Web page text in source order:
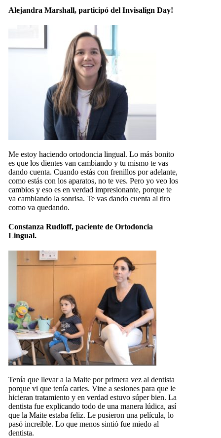
Alejandra Marshall, participó del Invisalign Day!
Me estoy haciendo ortodoncia lingual. Lo más bonito
es que los dientes van cambiando y tu mismo te vas
dando cuenta. Cuando estás con frenillos por adelante,
como estás con los aparatos, no te ves. Pero yo veo los
cambios y eso es en verdad impresionante, porque te
va cambiando la sonrisa. Te vas dando cuenta al tiro
como va quedando.
Constanza Rudloff, paciente de Ortodoncia
Lingual.
Tenía que llevar a la Maite por primera vez al dentista
porque vi que tenía caries. Vine a sesiones para que le
hicieran tratamiento y en verdad estuvo súper bien. La
dentista fue explicando todo de una manera lúdica, así
que la Maite estaba feliz. Le pusieron una película, lo
pasó increíble. Lo que menos sintió fue miedo al
dentista.